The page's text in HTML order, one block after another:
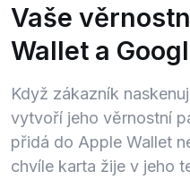
Vaše
Wallet a
Když zákazník
vytvoří jeho věrnostní
přidá do Apple Wallet
chvíle karta žije v jeho